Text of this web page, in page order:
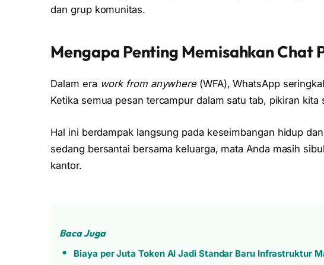
dan grup komunitas.
Mengapa Penting Memisahkan Chat
Dalam era work from anywhere(WFA), WhatsApp
Ketika semua pesan tercampur dalam satu tab, pikiran
Hal ini berdampak langsung pada keseimbangan hidup
sedang bersantai bersama keluarga, mata Anda masih
kantor.
Baca Juga
Biaya per Juta Token AI Jadi Standar Baru Infrastruktur